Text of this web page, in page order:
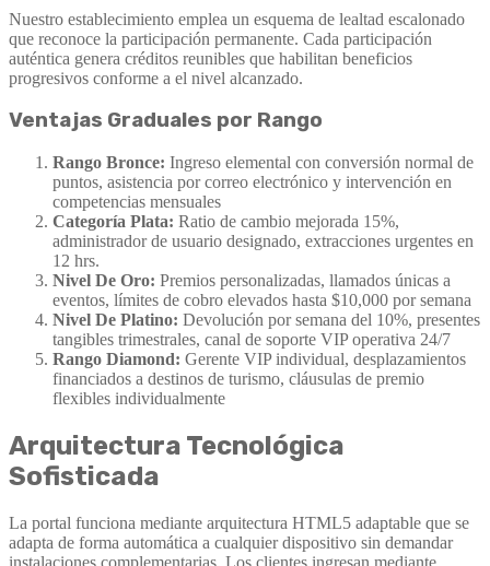
Nuestro establecimiento emplea un esquema de lealtad escalonado
que reconoce la participación permanente. Cada participación
auténtica genera créditos reunibles que habilitan beneficios
progresivos conforme a el nivel alcanzado.
Ventajas Graduales por Rango
Rango Bronce: Ingreso elemental con conversión normal de
puntos, asistencia por correo electrónico y intervención en
competencias mensuales
Categoría Plata: Ratio de cambio mejorada 15%,
administrador de usuario designado, extracciones urgentes en
12 hrs.
Nivel De Oro: Premios personalizadas, llamados únicas a
eventos, límites de cobro elevados hasta $10,000 por semana
Nivel De Platino: Devolución por semana del 10%, presentes
tangibles trimestrales, canal de soporte VIP operativa 24/7
Rango Diamond: Gerente VIP individual, desplazamientos
financiados a destinos de turismo, cláusulas de premio
flexibles individualmente
Arquitectura Tecnológica
Sofisticada
La portal funciona mediante arquitectura HTML5 adaptable que se
adapta de forma automática a cualquier dispositivo sin demandar
instalaciones complementarias. Los clientes ingresan mediante